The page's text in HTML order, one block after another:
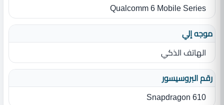
Qualcomm 6 Mobile Series
موجه إلي
الهاتف الذكي
رقم البروسيسور
Snapdragon 610